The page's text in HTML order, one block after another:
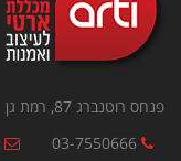
פנחס רוטנברג 87, רמת גן
03-7550666